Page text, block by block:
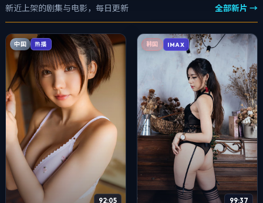
新近上架的剧集与电影，每日更新 全部新片 →
中国 热播
92:05
韩国 IMAX
99:37